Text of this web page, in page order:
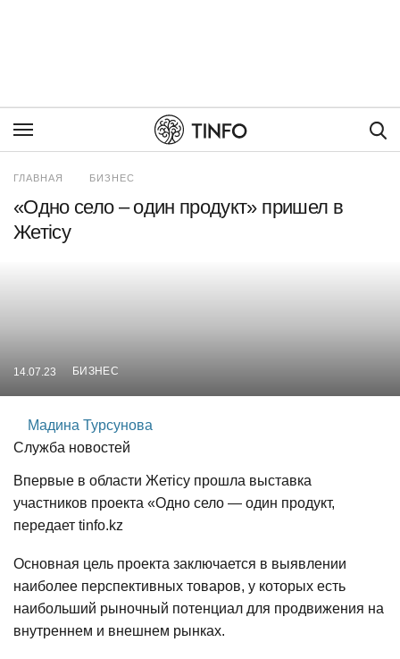
ГЛАВНАЯ БИЗНЕС
«Одно село – один продукт» пришел в
Жетісу
14.07.23 БИЗНЕС
Мадина Турсунова
Служба новостей
Впервые в области Жетісу прошла выставка
участников проекта «Одно село — один продукт,
передает tinfo.kz
Основная цель проекта заключается в выявлении
наиболее перспективных товаров, у которых есть
наибольший рыночный потенциал для продвижения на
внутреннем и внешнем рынках.